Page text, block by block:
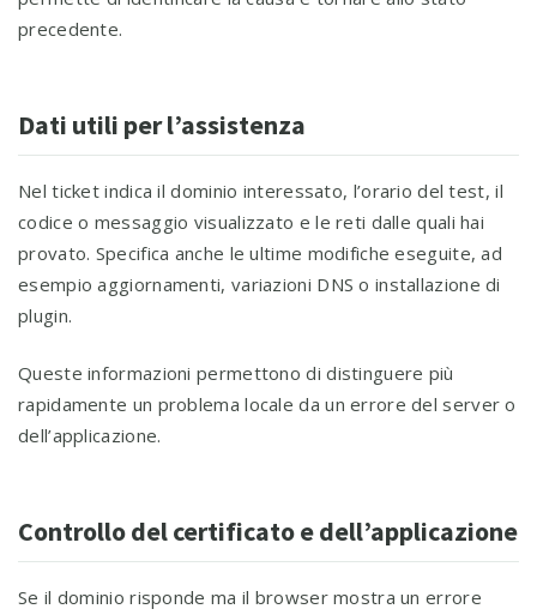
precedente.
Dati utili per l’assistenza
Nel ticket indica il dominio interessato, l’orario del test, il
codice o messaggio visualizzato e le reti dalle quali hai
provato. Specifica anche le ultime modifiche eseguite, ad
esempio aggiornamenti, variazioni DNS o installazione di
plugin.
Queste informazioni permettono di distinguere più
rapidamente un problema locale da un errore del server o
dell’applicazione.
Controllo del certificato e dell’applicazione
Se il dominio risponde ma il browser mostra un errore